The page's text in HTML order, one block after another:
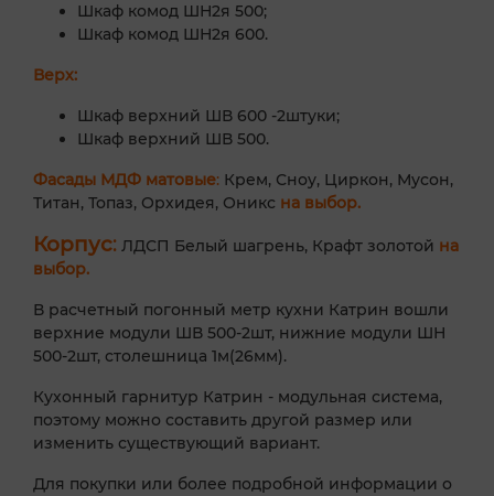
Шкаф комод ШН2я 500;
Шкаф комод ШН2я 600.
Верх:
Шкаф верхний ШВ 600 -2штуки;
Шкаф верхний ШВ 500.
Фасады МДФ матовые: Крем, Сноу, Циркон, Мусон,
Титан, Топаз, Орхидея, Оникс на выбор.
Корпус: ЛДСП Белый шагрень, Крафт золотой на
выбор.
В расчетный погонный метр кухни Катрин вошли
верхние модули ШВ 500-2шт, нижние модули ШН
500-2шт, столешница 1м(26мм).
Кухонный гарнитур Катрин - модульная система,
поэтому можно составить другой размер или
изменить существующий вариант.
Для покупки или более подробной информации о